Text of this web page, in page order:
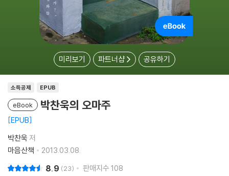
미리보기 파트너샵 공유하기
소득공제 EPUB
eBook 박찬욱의 오마주
EPUB
박찬욱 저
마음산책
2013.03.08.
8.9 23 판매지수 108